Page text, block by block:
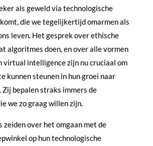
als geweld via technologische
die we tegelijkertijd omarmen als
leven. Het gesprek over ethische
algoritmes doen, en over alle vormen
virtual intelligence zijn nu cruciaal om
kunnen steunen in hun groei naar
Zij bepalen straks immers de
we zo graag willen zijn.
zeiden over het omgaan met de
op hun technologische